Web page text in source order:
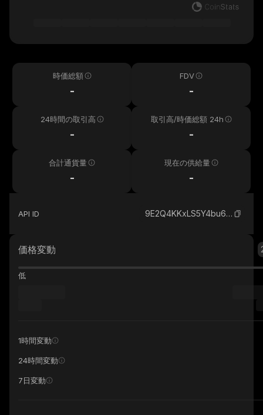
時価総額
-
FDV
-
24時間の取引高
-
取引高/時価総額 24h
-
合計通貨量
-
現在の供給量
-
API ID 9E2Q4KKxLS5Y4bu6RKvjg5wQ2kzaLkiVsMt7zwMZpump_solana
価格変動
低
1時間変動
24時間変動
7日変動